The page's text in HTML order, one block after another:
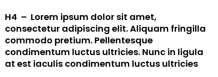
H4 – Lorem ipsum dolor sit amet,
consectetur adipiscing elit. Aliquam fringilla
commodo pretium. Pellentesque
condimentum luctus ultricies. Nunc in ligula
at est iaculis condimentum luctus ultricies